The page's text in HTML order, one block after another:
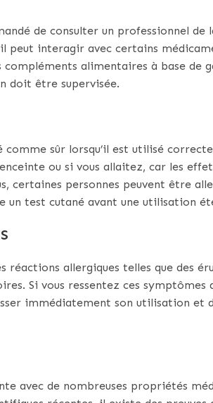
de consulter un professionnel de
peut interagir avec certains
compléments alimentaires à base de
doit être supervisée.
sûr lorsqu’il est utilisé
ou si vous allaitez, car les
certaines personnes peuvent être
test cutané avant une utilisation
réactions allergiques telles que des
Si vous ressentez ces symptômes
immédiatement son utilisation et
avec de nombreuses propriétés